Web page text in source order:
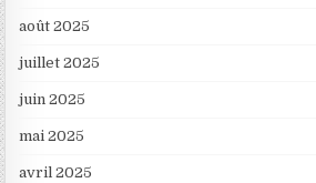
août 2025
juillet 2025
juin 2025
mai 2025
avril 2025